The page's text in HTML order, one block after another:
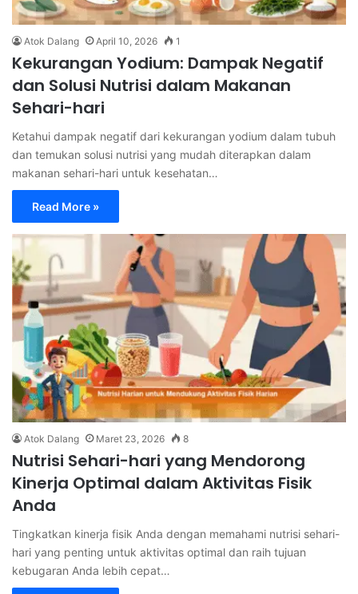
Atok Dalang April 10, 2026 1
Kekurangan Yodium: Dampak Negatif
dan Solusi Nutrisi dalam Makanan
Sehari-hari
Ketahui dampak negatif dari kekurangan yodium dalam tubuh
dan temukan solusi nutrisi yang mudah diterapkan dalam
makanan sehari-hari untuk kesehatan…
Read More »
Atok Dalang Maret 23, 2026 8
Nutrisi Sehari-hari yang Mendorong
Kinerja Optimal dalam Aktivitas Fisik
Anda
Tingkatkan kinerja fisik Anda dengan memahami nutrisi sehari-
hari yang penting untuk aktivitas optimal dan raih tujuan
kebugaran Anda lebih cepat…